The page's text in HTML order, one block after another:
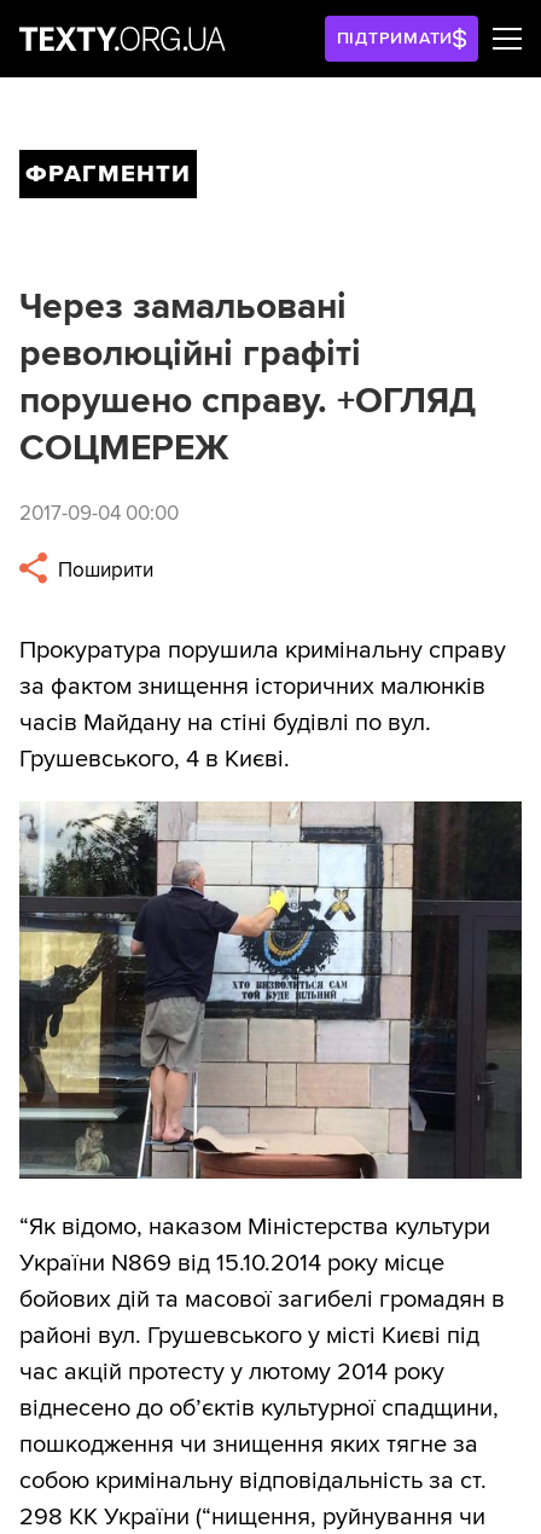
ПІДТРИМАТИ
ФРАГМЕНТИ
Через замальовані
революційні графіті
порушено справу. +ОГЛЯД
СОЦМЕРЕЖ
2017-09-04 00:00
Поширити
Прокуратура порушила кримінальну справу
за фактом знищення історичних малюнків
часів Майдану на стіні будівлі по вул.
Грушевського, 4 в Києві.
“Як відомо, наказом Міністерства культури
України N869 від 15.10.2014 року місце
бойових дій та масової загибелі громадян в
районі вул. Грушевського у місті Києві під
час акцій протесту у лютому 2014 року
віднесено до об’єктів культурної спадщини,
пошкодження чи знищення яких тягне за
собою кримінальну відповідальність за ст.
298 КК України (“нищення, руйнування чи